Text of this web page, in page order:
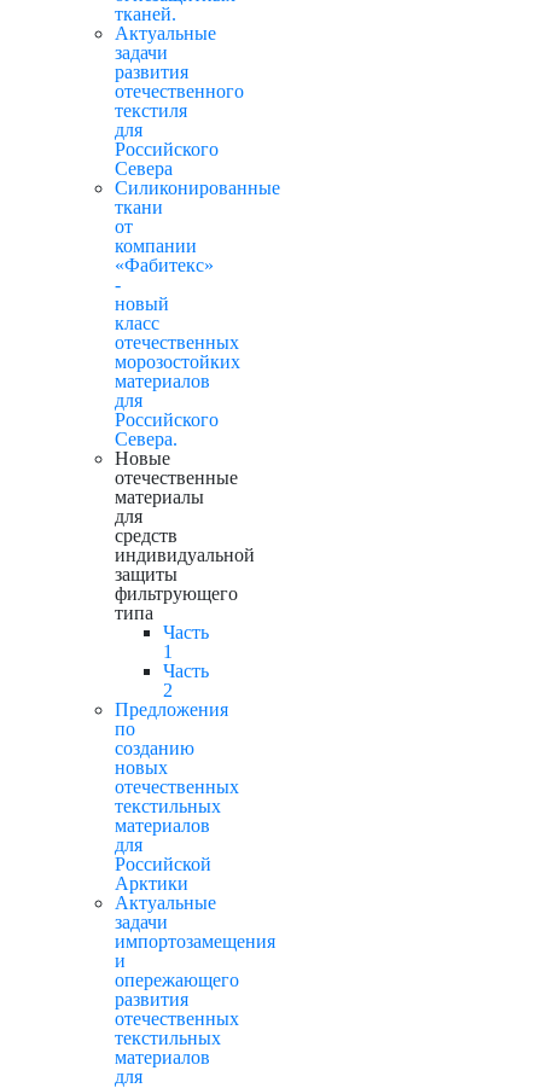
тканей.
Актуальные
задачи
развития
отечественного
текстиля
для
Российского
Севера
Силиконированные
ткани
от
компании
«Фабитекс»
-
новый
класс
отечественных
морозостойких
материалов
для
Российского
Севера.
Новые
отечественные
материалы
для
средств
индивидуальной
защиты
фильтрующего
типа
Часть
1
Часть
2
Предложения
по
созданию
новых
отечественных
текстильных
материалов
для
Российской
Арктики
Актуальные
задачи
импортозамещения
и
опережающего
развития
отечественных
текстильных
материалов
для